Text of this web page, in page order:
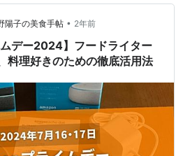
ト) 第5世代 - Alexa の基本情報
が開発したスマートスピ
陽子の美食手帖 • 2年前
デー2024】フードライター
料理好きのための徹底活用法